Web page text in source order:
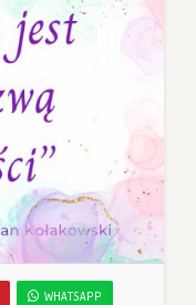
WHATSAPP